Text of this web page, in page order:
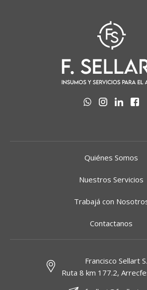
Quiénes Somos
Nuestros Servicios
Trabajá con
Contactanos
Francisco Sellart
Ruta 8 km 177.2,